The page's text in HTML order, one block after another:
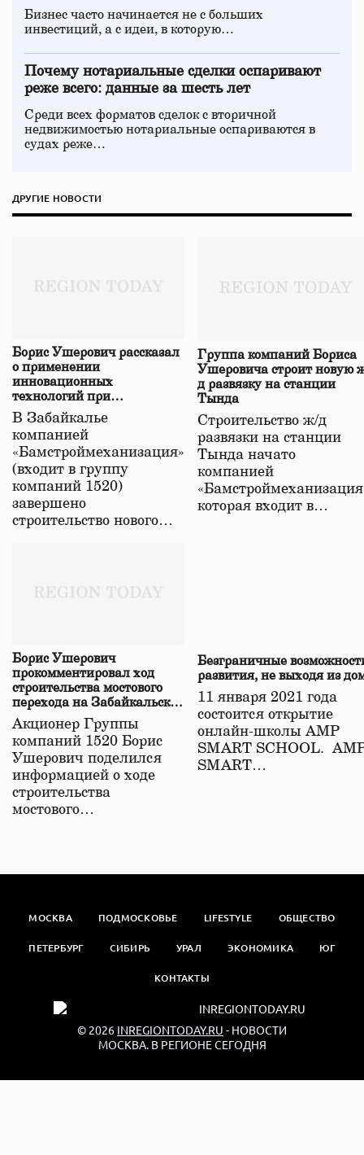
Бизнес часто начинается не с больших
инвестиций, а с идеи, в которую…
Почему нотариальные сделки оспаривают
реже всего: данные за шесть лет
Среди всех форматов сделок с вторичной
недвижимостью нотариальные оспариваются в
судах реже…
ДРУГИЕ НОВОСТИ
Борис Ушерович рассказал
о применении
инновационных
технологий при
строительстве нового моста
в Забайкалье
В Забайкалье
компанией
«Бамстроймеханизация»
(входит в группу
компаний 1520)
завершено
строительство нового…
Группа компаний Бориса
Ушеровича строит новую
д развязку на станции
Тында
Строительство ж/д
развязки на станции
Тында начато
компанией
которая входит в…
Борис Ушерович
прокомментировал ход
строительства мостового
перехода на Забайкальской
железной дороге
Акционер Группы
компаний 1520 Борис
Ушерович поделился
информацией о ходе
строительства
мостового…
Безграничные
развития, не выходя из
11 января 2021 года
состоится открытие
онлайн-школы АМР
SMART SCHOOL.
SMART…
МОСКВА ПОДМОСКОВЬЕ LIFESTYLE ОБЩЕСТВО
ПЕТЕРБУРГ СИБИРЬ УРАЛ ЭКОНОМИКА ЮГ
КОНТАКТЫ
© 2026 INREGIONTODAY.RU - НОВОСТИ
МОСКВА. В РЕГИОНЕ СЕГОДНЯ